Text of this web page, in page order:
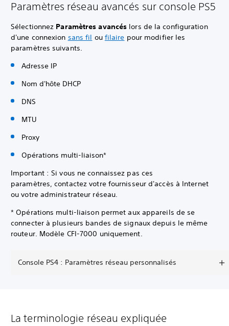
Paramètres réseau avancés sur console PS5
Sélectionnez Paramètres avancés lors de la configuration
d'une connexion sans fil ou filaire pour modifier les
paramètres suivants.
Adresse IP
Nom d'hôte DHCP
DNS
MTU
Proxy
Opérations multi-liaison*
Important : Si vous ne connaissez pas ces
paramètres, contactez votre fournisseur d'accès à Internet
ou votre administrateur réseau.
* Opérations multi-liaison permet aux appareils de se
connecter à plusieurs bandes de signaux depuis le même
routeur. Modèle CFI-7000 uniquement.
Console PS4 : Paramètres réseau personnalisés
La terminologie réseau expliquée